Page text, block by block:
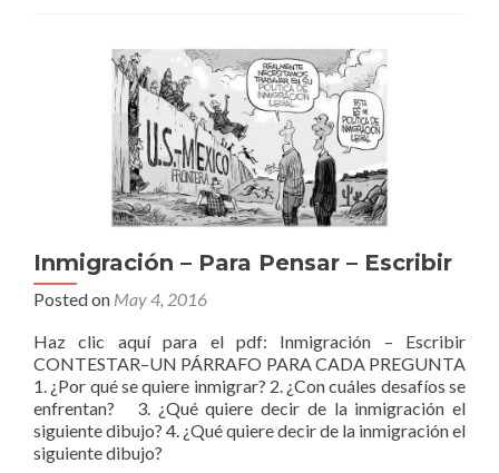
–
TRABAJO
Inmigración – Para Pensar – Escribir
Posted on May 4, 2016
Haz clic aquí para el pdf: Inmigración – Escribir
CONTESTAR–UN PÁRRAFO PARA CADA PREGUNTA
1. ¿Por qué se quiere inmigrar? 2. ¿Con cuáles desafíos se
enfrentan? 3. ¿Qué quiere decir de la inmigración el
siguiente dibujo? 4. ¿Qué quiere decir de la inmigración el
siguiente dibujo?